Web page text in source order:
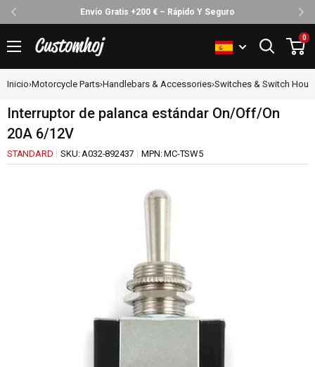
Envío Gratis +200 € – Rápido Y Seguro
directamente
al
contenido
Customhoj
0
Inicio›Motorcycle Parts›Handlebars & Accessories›Switches & Switch
Interruptor de palanca estándar On/Off/On
20A 6/12V
STANDARD SKU:A032-892437 MPN:MC-TSW5